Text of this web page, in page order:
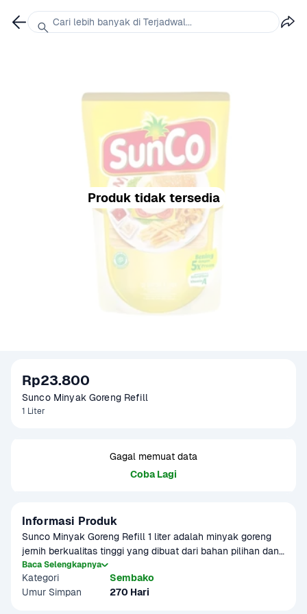
Produk tidak tersedia
Rp23.800
Sunco Minyak Goreng Refill
1 Liter
Gagal memuat data
Coba Lagi
Informasi Produk
Sunco Minyak Goreng Refill 1 liter adalah minyak goreng
jernih berkualitas tinggi yang dibuat dari bahan pilihan dan
melalui proses pemurnian modern. Dikenal tidak mudah
hitam dan tidak lengket di makanan, Sunco membantu
menghasilkan gorengan yang renyah dan lezat tanpa
Baca Selengkapnya
Kategori
Sembako
Umur Simpan
270 Hari
Cari lebih banyak di Terjadwal...